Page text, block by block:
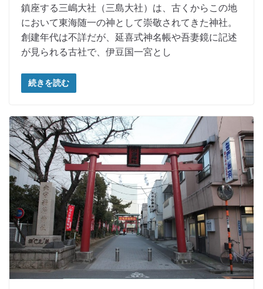
鎮座する三嶋大社（三島大社）は、古くからこの地
において東海随一の神として崇敬されてきた神社。
創建年代は不詳だが、延喜式神名帳や吾妻鏡に記述
が見られる古社で、伊豆国一宮とし
続きを読む